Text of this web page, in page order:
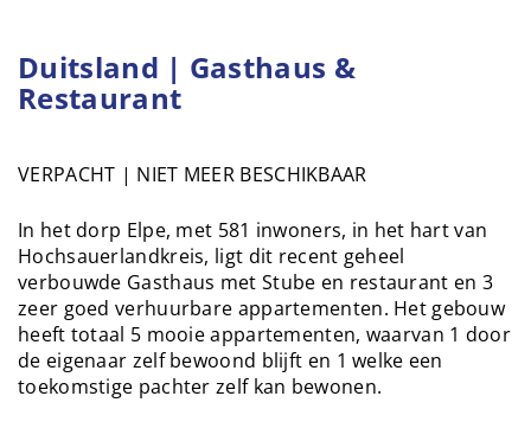
Duitsland | Gasthaus &
Restaurant
VERPACHT | NIET MEER BESCHIKBAAR
In het dorp Elpe, met 581 inwoners, in het hart van
Hochsauerlandkreis, ligt dit recent geheel
verbouwde Gasthaus met Stube en restaurant en 3
zeer goed verhuurbare appartementen. Het gebouw
heeft totaal 5 mooie appartementen, waarvan 1 door
de eigenaar zelf bewoond blijft en 1 welke een
toekomstige pachter zelf kan bewonen.